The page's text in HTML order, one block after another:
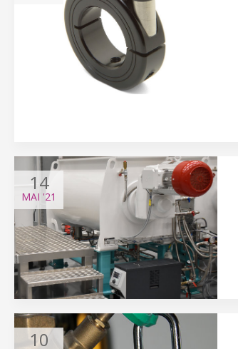
14
MAI '21
10